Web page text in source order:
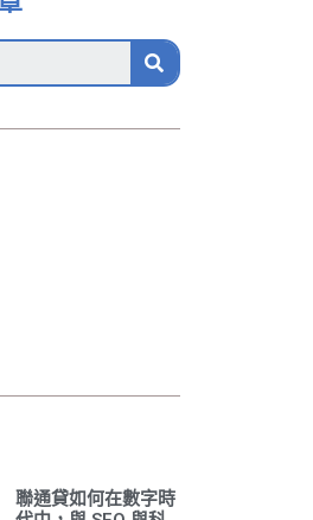
聯通貸如何在數字時